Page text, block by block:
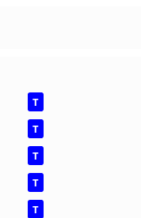
T
T
T
T
T